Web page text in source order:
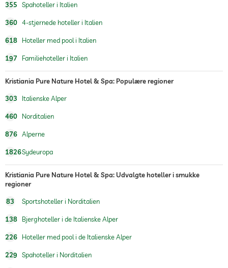
spa-område
indpakninger til kroppen
355 Spahoteller i Italien
360 4-stjernede hoteller i Italien
618 Hoteller med pool i Italien
197 Familiehoteller i Italien
Kristiania Pure Nature Hotel & Spa: Populære regioner
303 Italienske Alper
460 Norditalien
876 Alperne
1826Sydeuropa
Kristiania Pure Nature Hotel & Spa: Udvalgte hoteller i smukke
regioner
83 Sportshoteller i Norditalien
138 Bjerghoteller i de Italienske Alper
226 Hoteller med pool i de Italienske Alper
229 Spahoteller i Norditalien